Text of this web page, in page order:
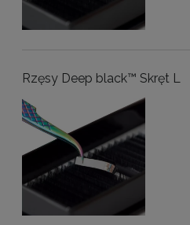
Rzęsy Deep black™ Skręt L